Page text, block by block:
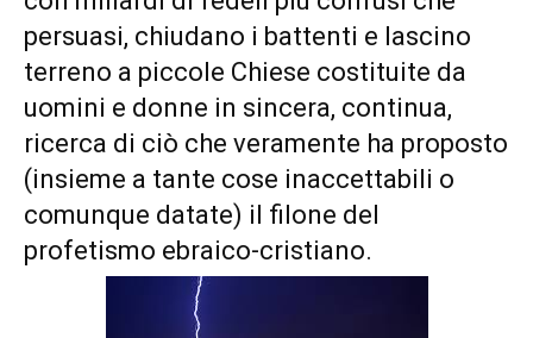
persuasi, chiudano i battenti e lascino
terreno a piccole Chiese costituite da
uomini e donne in sincera, continua,
ricerca di ciò che veramente ha proposto
(insieme a tante cose inaccettabili o
comunque datate) il filone del
profetismo ebraico-cristiano.